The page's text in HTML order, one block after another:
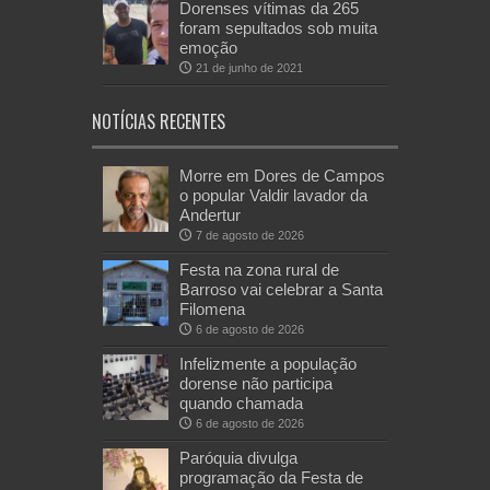
Dorenses vítimas da 265
foram sepultados sob muita
emoção
21 de junho de 2021
NOTÍCIAS RECENTES
Morre em Dores de Campos
o popular Valdir lavador da
Andertur
7 de agosto de 2026
Festa na zona rural de
Barroso vai celebrar a Santa
Filomena
6 de agosto de 2026
Infelizmente a população
dorense não participa
quando chamada
6 de agosto de 2026
Paróquia divulga
programação da Festa de